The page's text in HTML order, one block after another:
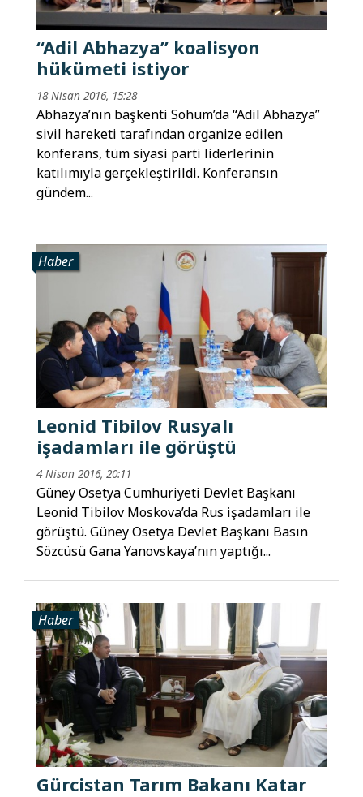
“Adil Abhazya” koalisyon
hükümeti istiyor
18 Nisan 2016, 15:28
Abhazya’nın başkenti Sohum’da “Adil Abhazya”
sivil hareketi tarafından organize edilen
konferans, tüm siyasi parti liderlerinin
katılımıyla gerçekleştirildi. Konferansın
gündem...
Haber
Leonid Tibilov Rusyalı
işadamları ile görüştü
4 Nisan 2016, 20:11
Güney Osetya Cumhuriyeti Devlet Başkanı
Leonid Tibilov Moskova’da Rus işadamları ile
görüştü. Güney Osetya Devlet Başkanı Basın
Sözcüsü Gana Yanovskaya’nın yaptığı...
Haber
Gürcistan Tarım Bakanı Katar